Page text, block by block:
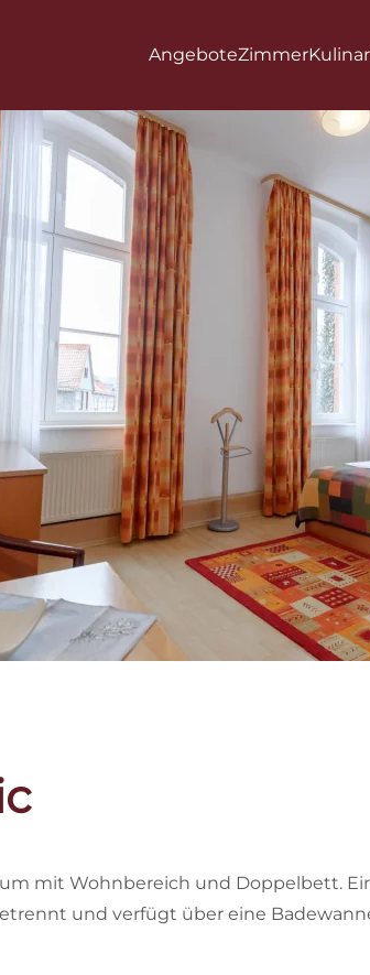
AngeboteZimmer
mit Wohnbereich und Doppelbett.
und verfügt über eine